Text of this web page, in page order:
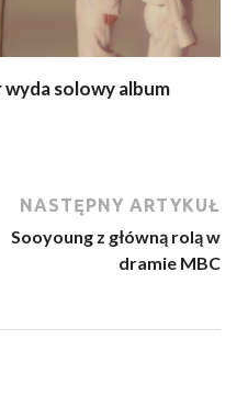
solowy album
NASTĘPNY ARTYKUŁ
Sooyoung z główną rolą w
dramie MBC